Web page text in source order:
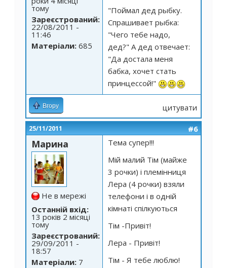
тому
Зареєстрований:
22/08/2011 -
11:46
Матеріали: 685
"Поймал дед рыбку.
Спрашивает рыбка:
"Чего тебе надо,
дед?" А дед отвечает:
"Да достала меня
бабка, хочет стать
принцессой!"
Вгору цитувати
25/11/2011 #6
Марина
Не в мережі
Останній вхід:
13 років 2 місяці
тому
Зареєстрований:
29/09/2011 -
18:57
Матеріали: 7
Тема супер!!!
Мій малий Тім (майже
3 рочки) і племінниця
Лера (4 рочки) взяли
телефони і в одній
кімнаті спілкуються
Тім -Привіт!
Лера - Привіт!
Тім - Я тебе люблю!